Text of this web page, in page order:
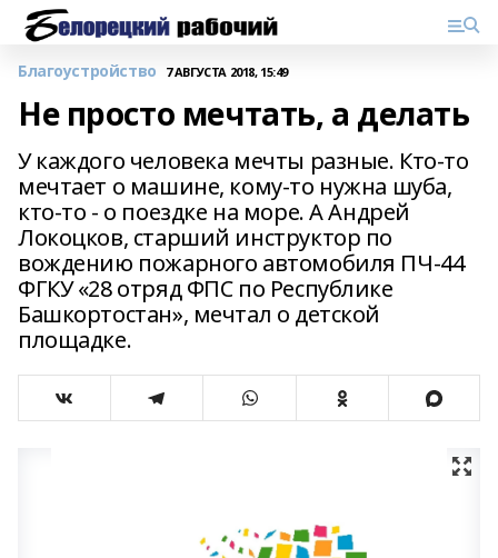
Благоустройство 7 АВГУСТА 2018, 15:49
Не просто мечтать, а делать
У каждого человека мечты разные. Кто-то
мечтает о машине, кому-то нужна шуба,
кто-то - о поездке на море. А Андрей
Локоцков, старший инструктор по
вождению пожарного автомобиля ПЧ-44
ФГКУ «28 отряд ФПС по Республике
Башкортостан», мечтал о детской
площадке.